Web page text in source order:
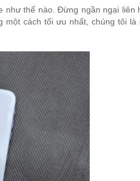
thế nào. Đừng ngần ngại liên
cách tối ưu nhất, chúng tôi